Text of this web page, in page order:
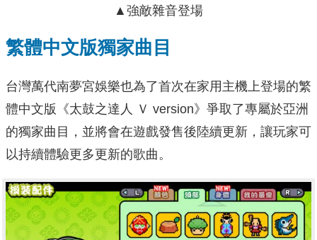
▲強敵雜音登場
繁體中文版獨家曲目
台灣萬代南夢宮娛樂也為了首次在家用主機上登場的繁
體中文版《太鼓之達人 Ｖ version》爭取了專屬於亞洲
的獨家曲目，並將會在遊戲發售後陸續更新，讓玩家可
以持續體驗更多更新的歌曲。